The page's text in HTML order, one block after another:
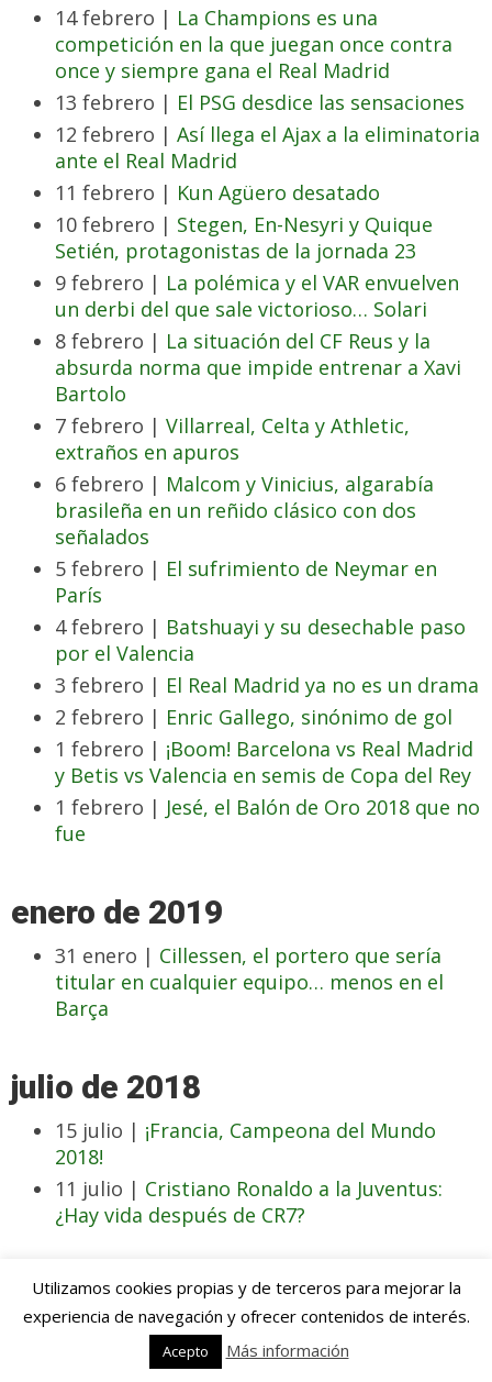
14 febrero | La Champions es una
competición en la que juegan once contra
once y siempre gana el Real Madrid
13 febrero | El PSG desdice las sensaciones
12 febrero | Así llega el Ajax a la eliminatoria
ante el Real Madrid
11 febrero | Kun Agüero desatado
10 febrero | Stegen, En-Nesyri y Quique
Setién, protagonistas de la jornada 23
9 febrero | La polémica y el VAR envuelven
un derbi del que sale victorioso… Solari
8 febrero | La situación del CF Reus y la
absurda norma que impide entrenar a Xavi
Bartolo
7 febrero | Villarreal, Celta y Athletic,
extraños en apuros
6 febrero | Malcom y Vinicius, algarabía
brasileña en un reñido clásico con dos
señalados
5 febrero | El sufrimiento de Neymar en
París
4 febrero | Batshuayi y su desechable paso
por el Valencia
3 febrero | El Real Madrid ya no es un drama
2 febrero | Enric Gallego, sinónimo de gol
1 febrero | ¡Boom! Barcelona vs Real Madrid
y Betis vs Valencia en semis de Copa del Rey
1 febrero | Jesé, el Balón de Oro 2018 que no
fue
enero de 2019
31 enero | Cillessen, el portero que sería
titular en cualquier equipo… menos en el
Barça
julio de 2018
15 julio | ¡Francia, Campeona del Mundo
2018!
11 julio | Cristiano Ronaldo a la Juventus:
¿Hay vida después de CR7?
junio de 2018
19 junio |Sergej Milinkovic-Savic, el crack en
ciernes por el que todos suspiran
Utilizamos cookies propias y de terceros para mejorar la
experiencia de navegación y ofrecer contenidos de interés.
Acepto Más información